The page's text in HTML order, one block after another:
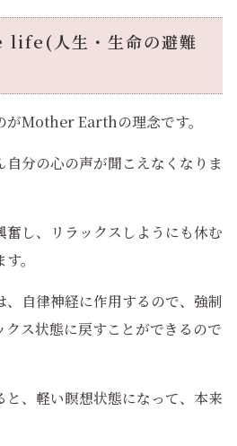
人生・生命の避難
がMother Earthの理念です。
分の心の声が聞こえなくなりま
し、リラックスしようにも休む
。
、自律神経に作用するので、強制
ス状態に戻すことができるので
、軽い瞑想状態になって、本来